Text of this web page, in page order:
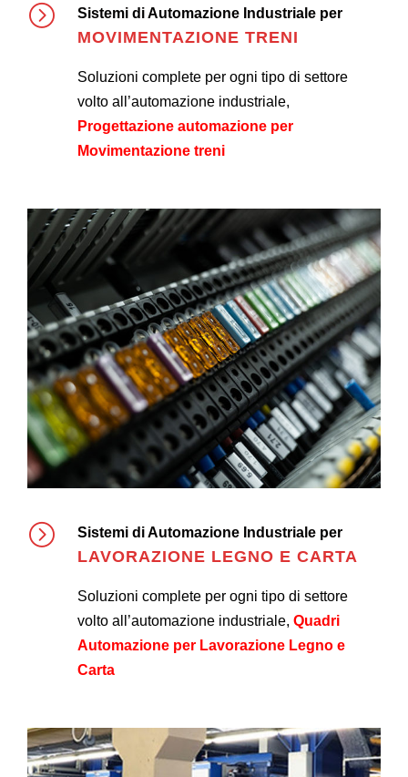
Sistemi di Automazione Industriale per
MOVIMENTAZIONE TRENI
Soluzioni complete per ogni tipo di settore
volto all’automazione industriale,
Progettazione automazione per
Movimentazione treni
Sistemi di Automazione Industriale per
LAVORAZIONE LEGNO E CARTA
Soluzioni complete per ogni tipo di settore
volto all’automazione industriale, Quadri
Automazione per Lavorazione Legno e
Carta